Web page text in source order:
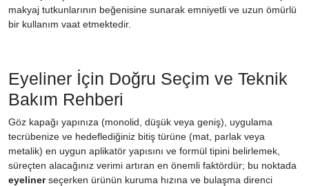
makyaj tutkunlarının beğenisine sunarak emniyetli ve uzun ömürlü
bir kullanım vaat etmektedir.
Eyeliner İçin Doğru Seçim ve Teknik
Bakım Rehberi
Göz kapağı yapınıza (monolid, düşük veya geniş), uygulama
tecrübenize ve hedeflediğiniz bitiş türüne (mat, parlak veya
metalik) en uygun aplikatör yapısını ve formül tipini belirlemek,
süreçten alacağınız verimi artıran en önemli faktördür; bu noktada
eyelinerseçerken ürünün kuruma hızına ve bulaşma direnci